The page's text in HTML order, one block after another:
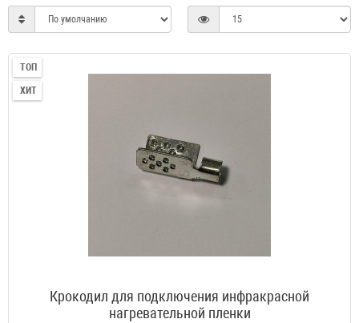
ТОП
ХИТ
Крокодил для подключения инфракрасной
нагревательной пленки